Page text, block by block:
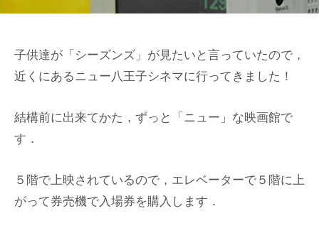
子供達が「シーズンズ」が見たいと言っていたので，
近くにあるニュー八王子シネマに行ってきました！
結構前に出来てかた，ずっと「ニュー」な映画館で
す．
５階で上映されているので，エレベーターで５階に上
がって券売機で入場券を購入します．